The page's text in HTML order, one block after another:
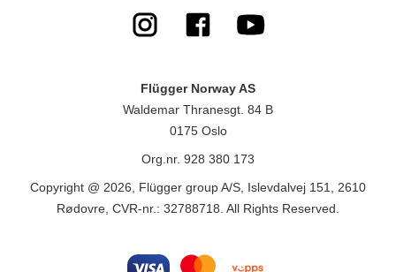
Flügger Norway AS
Waldemar Thranesgt. 84 B
0175 Oslo
Org.nr. 928 380 173
Copyright @ 2026, Flügger group A/S, Islevdalvej 151, 2610
Rødovre, CVR-nr.: 32788718. All Rights Reserved.